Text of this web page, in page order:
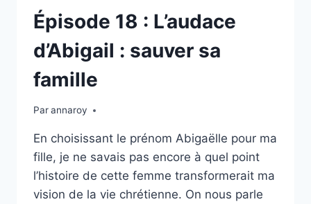
LES
TROUBLES
DE
LA
Épisode 18 : L’audace
d’Abigail : sauver sa
famille
Parannaroy
En choisissant le prénom Abigaëlle pour ma
fille, je ne savais pas encore à quel point
l’histoire de cette femme transformerait ma
vision de la vie chrétienne. On nous parle